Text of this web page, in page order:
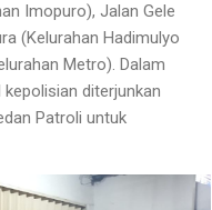
Imopuro), Jalan Gele
(Kelurahan Hadimulyo
Metro). Dalam
diterjunkan
Patroli untuk